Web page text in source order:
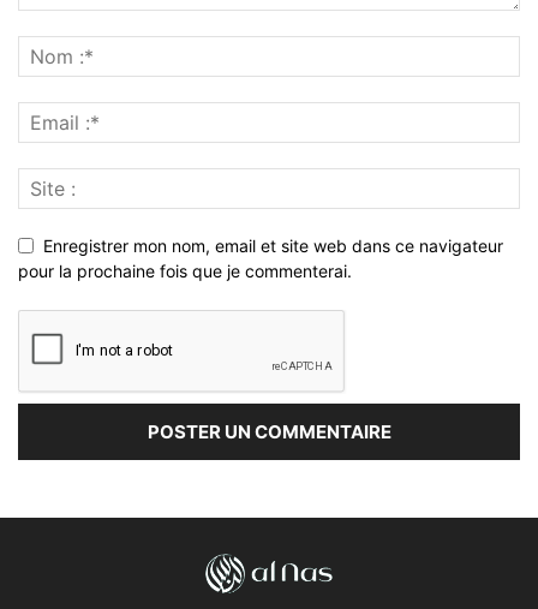
Enregistrer mon nom, email et site web dans ce navigateur
pour la prochaine fois que je commenterai.